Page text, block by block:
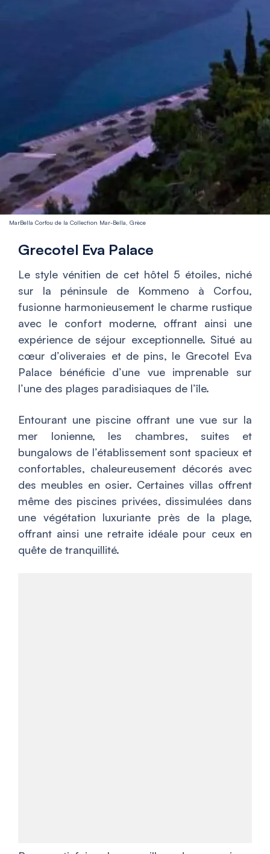
MarBella Corfou de la Collection Mar-Bella, Grèce
Grecotel Eva Palace
Le style vénitien de cet hôtel 5 étoiles, niché
sur la péninsule de Kommeno à Corfou,
fusionne harmonieusement le charme rustique
avec le confort moderne, offrant ainsi une
expérience de séjour exceptionnelle. Situé au
cœur d’oliveraies et de pins, le Grecotel Eva
Palace bénéficie d’une vue imprenable sur
l’une des plages paradisiaques de l’île.
Entourant une piscine offrant une vue sur la
mer Ionienne, les chambres, suites et
bungalows de l’établissement sont spacieux et
confortables, chaleureusement décorés avec
des meubles en osier. Certaines villas offrent
même des piscines privées, dissimulées dans
une végétation luxuriante près de la plage,
offrant ainsi une retraite idéale pour ceux en
quête de tranquillité.